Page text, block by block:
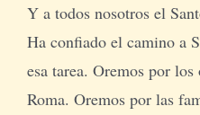
Y a todos nosotros el
Ha confiado el camino a
esa tarea. Oremos por
Roma. Oremos por las